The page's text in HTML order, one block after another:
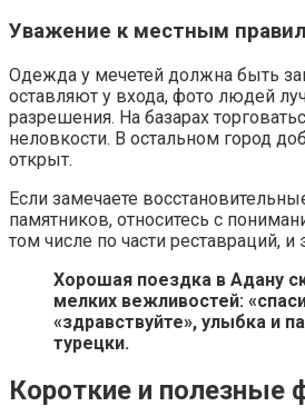
Уважение к местным
Одежда у мечетей должна быть
оставляют у входа, фото людей
разрешения. На базарах
неловкости. В остальном город
открыт.
Если замечаете
памятников, относитесь с
том числе по части реставраций, и
Хорошая поездка в Адану
мелких вежливостей:
«здравствуйте», улыбка и
турецки.
Короткие и полезные